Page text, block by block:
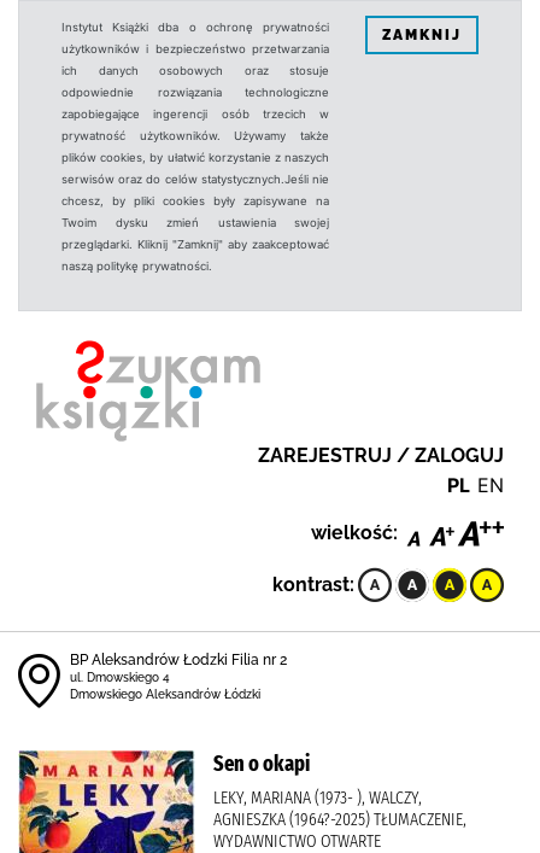
Instytut Książki dba o ochronę prywatności
użytkowników i bezpieczeństwo przetwarzania
ich danych osobowych oraz stosuje
odpowiednie rozwiązania technologiczne
zapobiegające ingerencji osób trzecich w
prywatność użytkowników. Używamy także
plików cookies, by ułatwić korzystanie z naszych
serwisów oraz do celów statystycznych.Jeśli nie
chcesz, by pliki cookies były zapisywane na
Twoim dysku zmień ustawienia swojej
przeglądarki. Kliknij "Zamknij" aby zaakceptować
naszą politykę prywatności.
ZAMKNIJ
ZAREJESTRUJ / ZALOGUJ
PL EN
wielkość:
kontrast:
BP Aleksandrów Łodzki Filia nr 2
ul. Dmowskiego 4
Dmowskiego Aleksandrów Łódzki
Sen o okapi
LEKY, MARIANA (1973- ), WALCZY,
AGNIESZKA (1964?-2025) TŁUMACZENIE,
WYDAWNICTWO OTWARTE